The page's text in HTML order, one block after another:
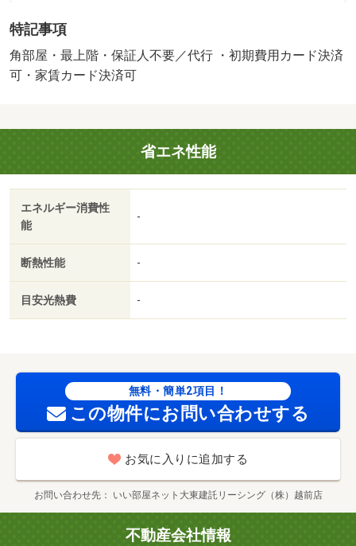
手数料２２０００円／ｒｕｕｍサポート費用（月額）１９
８０円／鍵セット費３３００円／バストイレ別／エアコン
／フローリング／ＴＶインターホン／浴室乾燥機／室内洗
室収納／オートバス／ウォークインクロゼット／保証人不
要／物置／ネット使用料不要／浄水器／複層ガラス／サン
ルーム／プロパンガス／ＢＳ／ＩＴ重説 対応物件／ＬＧ
ＢＴフレンドリー／初期費用カード決済可／家賃カード決
済可／クスリのアオキ 月見店（ドラッグストア）まで１
８０ｍ／ハニー新鮮館 みのり店（スーパー）まで２１０
０ｍ／ローソン 福井門前店（コンビニ）まで６５０ｍ／
福井赤十字病院（病院）まで１０００ｍ／福鉄福武線 赤
十字前駅（その他）まで１３００ｍ
特記事項
角部屋・最上階・保証人不要／代行 ・初期費用カード決済
可・家賃カード決済可
省エネ性能
エネルギー消費性
能
-
断熱性能 -
目安光熱費 -
無料・簡単2項目！
この物件にお問い合わせする
お気に入りに追加する
お問い合わせ先 いい部屋ネット大東建託リーシング（株）越前店
不動産会社情報